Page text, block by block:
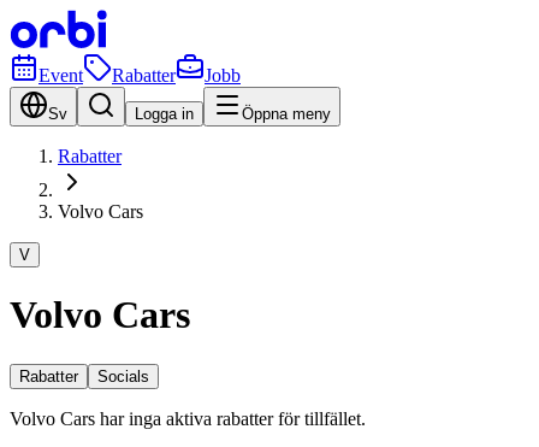
Event Rabatter Jobb
Sv Logga in Öppna meny
Rabatter
Volvo Cars
V
Volvo Cars
Rabatter Socials
Volvo Cars har inga aktiva rabatter för tillfället.